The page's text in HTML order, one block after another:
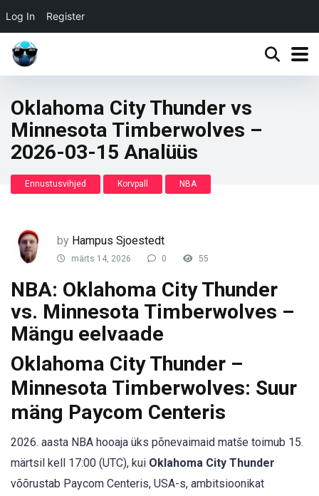
Log In Register
Oklahoma City Thunder vs
Minnesota Timberwolves –
2026-03-15 Analüüs
Ennustusvihjed Korvpall NBA
by Hampus Sjoestedt
märts 14, 2026 0 55
NBA: Oklahoma City Thunder
vs. Minnesota Timberwolves –
Mängu eelvaade
Oklahoma City Thunder –
Minnesota Timberwolves: Suur
mäng Paycom Centeris
2026. aasta NBA hooaja üks põnevaimaid matše toimub 15.
märtsil kell 17:00 (UTC), kui Oklahoma City Thunder
võõrustab Paycom Centeris, USA-s, ambitsioonikat